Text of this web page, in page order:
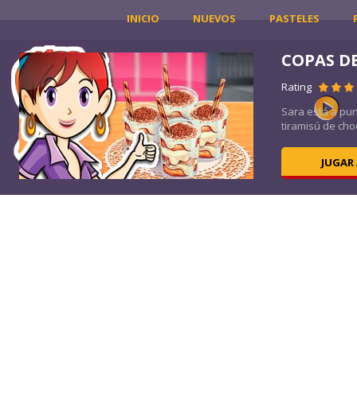
INICIO NUEVOS PASTELES
COPAS
Rating
Sara está a
tiramisú de